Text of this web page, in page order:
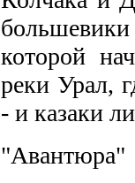
которой
реки Урал,
- и казаки
"Авантюра"